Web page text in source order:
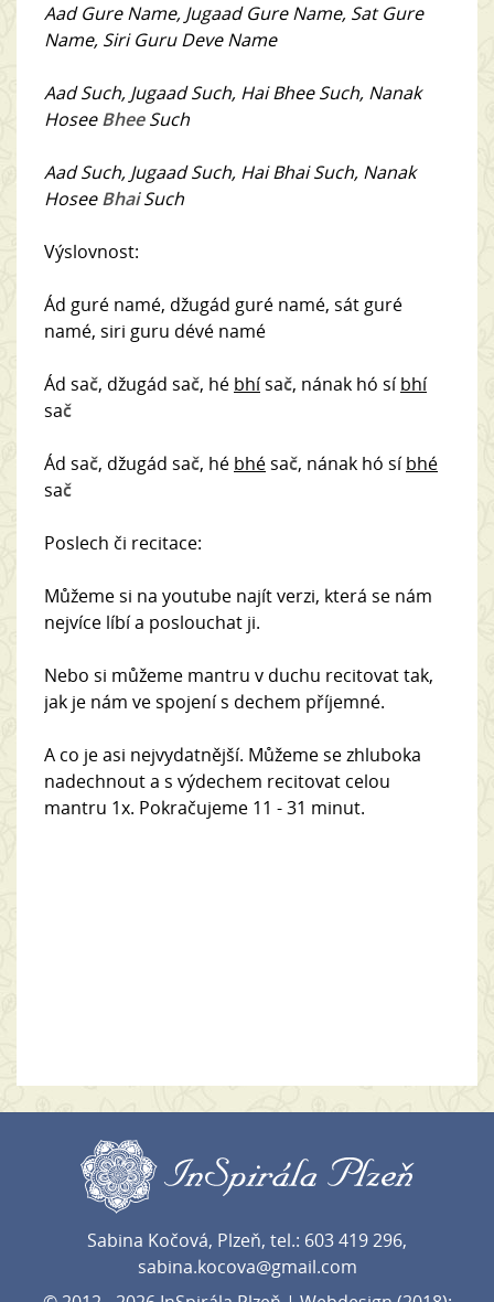
Aad Gure Name, Jugaad Gure Name, Sat Gure
Name, Siri Guru Deve Name
Aad Such, Jugaad Such, Hai Bhee Such, Nanak
HoseeBheeSuch
Aad Such, Jugaad Such, Hai Bhai Such, Nanak
HoseeBhaiSuch
Výslovnost:
Ád guré namé, džugád guré namé, sát guré
namé, siri guru dévé namé
Ád sač, džugád sač, hé bhísač, nának hó síbhí
sač
Ád sač, džugád sač, hé bhésač, nának hó síbhé
sač
Poslech či recitace:
Můžeme si na youtube najít verzi, která se nám
nejvíce líbí a poslouchat ji.
Nebo si můžeme mantru v duchu recitovat tak,
jak je nám ve spojení s dechem příjemné.
A co je asi nejvydatnější. Můžeme se zhluboka
nadechnout a s výdechem recitovat celou
mantru 1x. Pokračujeme 11 - 31 minut.
Sabina Kočová, Plzeň, tel.: 603 419 296,
sabina.kocova@gmail.com